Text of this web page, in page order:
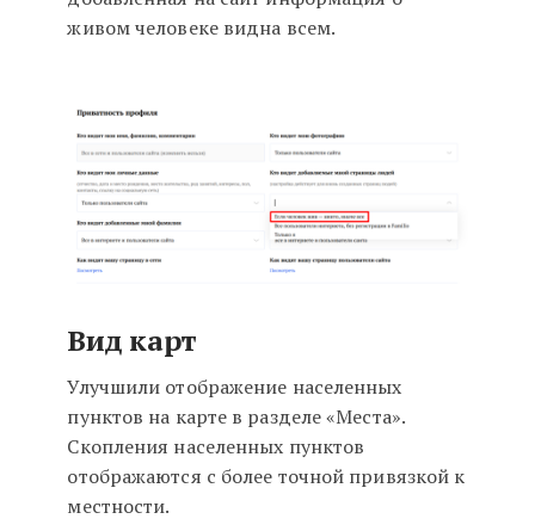
живом человеке видна всем.
Вид карт
Улучшили отображение населенных
пунктов на карте в разделе «Места».
Скопления населенных пунктов
отображаются с более точной привязкой к
местности.